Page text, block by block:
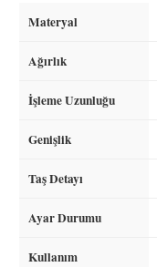
Materyal
Ağırlık
İşleme Uzunluğu
Genişlik
Taş Detayı
Ayar Durumu
Kullanım